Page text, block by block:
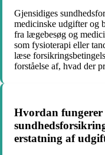
Gjensidiges
medicinske udgifter og
fra lægebesøg og
som fysioterapi eller
læse
forståelse af, hvad der
Hvordan fungerer
erstatning af